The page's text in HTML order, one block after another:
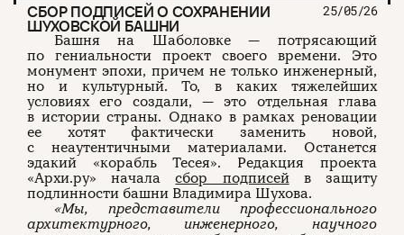
СБОР ПОДПИСЕЙ О СОХРАНЕНИИ
ШУХОВСКОЙ БАШНИ
25/05/26
Башня на Шаболовке — потрясающий
по гениальности проект своего времени. Это
монумент эпохи, причем не только инженерный,
но и культурный. То, в каких тяжелейших
условиях его создали, — это отдельная глава
в истории страны. Однако в рамках реновации
ее хотят фактически заменить новой,
с неаутентичными материалами. Останется
эдакий «корабль Тесея». Редакция проекта
«Архи.ру» началасбор подписейв защиту
подлинности башни Владимира Шухова.
«Мы, представители профессионального
архитектурного, инженерного, научного